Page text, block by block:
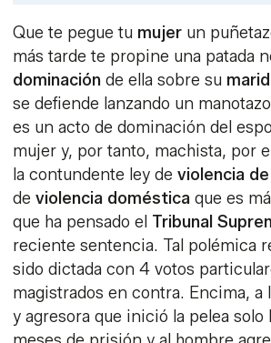
Que te pegue tu mujer un
más tarde te propine una patada
dominación de ella sobre su
se defiende lanzando un
es un acto de dominación del
mujer y, por tanto, machista, por
la contundente ley deviolencia
de violencia doméstica que es
que ha pensado el Tribunal
reciente sentencia. Tal polémica
sido dictada con 4 votos
magistrados en contra. Encima, a
y agresora que inició la pelea solo